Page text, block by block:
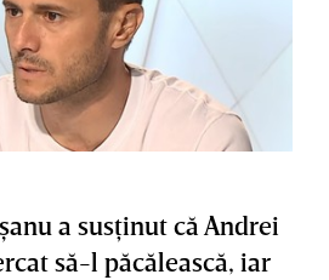
a susţinut că Andrei
să-l păcălească, iar